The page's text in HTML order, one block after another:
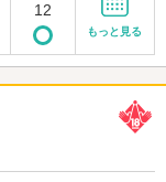
12
もっと見る